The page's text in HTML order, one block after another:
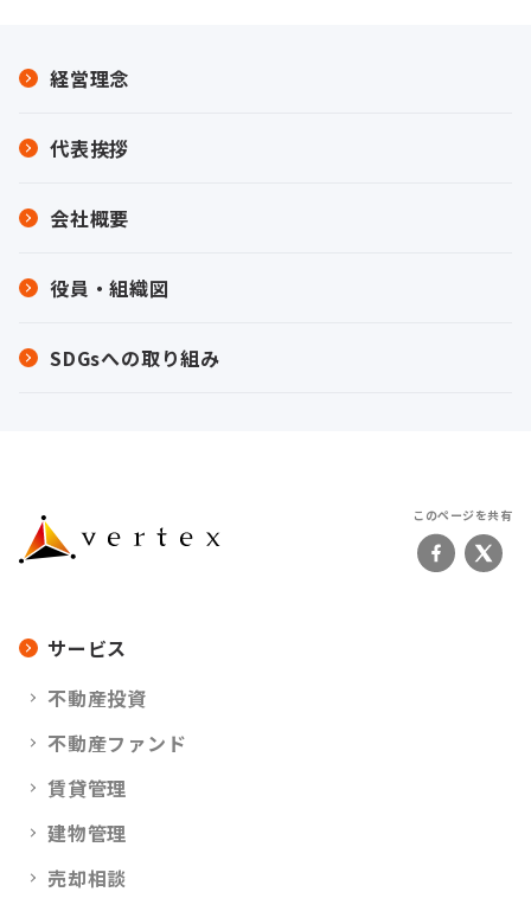
経営理念
代表挨拶
会社概要
役員・組織図
SDGsへの取り組み
このページを共有
サービス
不動産投資
不動産ファンド
賃貸管理
建物管理
売却相談